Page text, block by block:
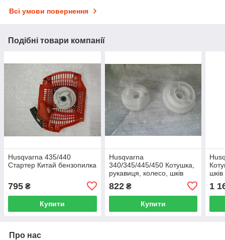
Всі умови повернення
Подібні товари компанії
Husqvarna 435/440
Стартер Китай бензопилка
795 ₴
Купити
Husqvarna
340/345/445/450 Котушка,
рукавиця, колесо, шків
стартера легкий пуск без
пружини оригінал
бензопилу
822₴
Купити
1
Про нас